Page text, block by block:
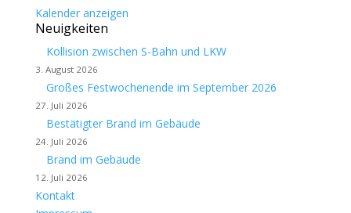
Kalender anzeigen
Neuigkeiten
Kollision zwischen S-Bahn und LKW
3. August 2026
Großes Festwochenende im September 2026
27. Juli 2026
Bestätigter Brand im Gebäude
24. Juli 2026
Brand im Gebäude
12. Juli 2026
Kontakt